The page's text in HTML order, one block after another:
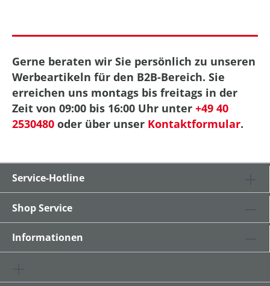
Gerne beraten wir Sie persönlich zu unseren
Werbeartikeln für den B2B-Bereich. Sie
erreichen uns montags bis freitags in der
Zeit von 09:00 bis 16:00 Uhr unter +49 40
2530480 oder über unser Kontaktformular.
Service-Hotline
Shop Service
Informationen